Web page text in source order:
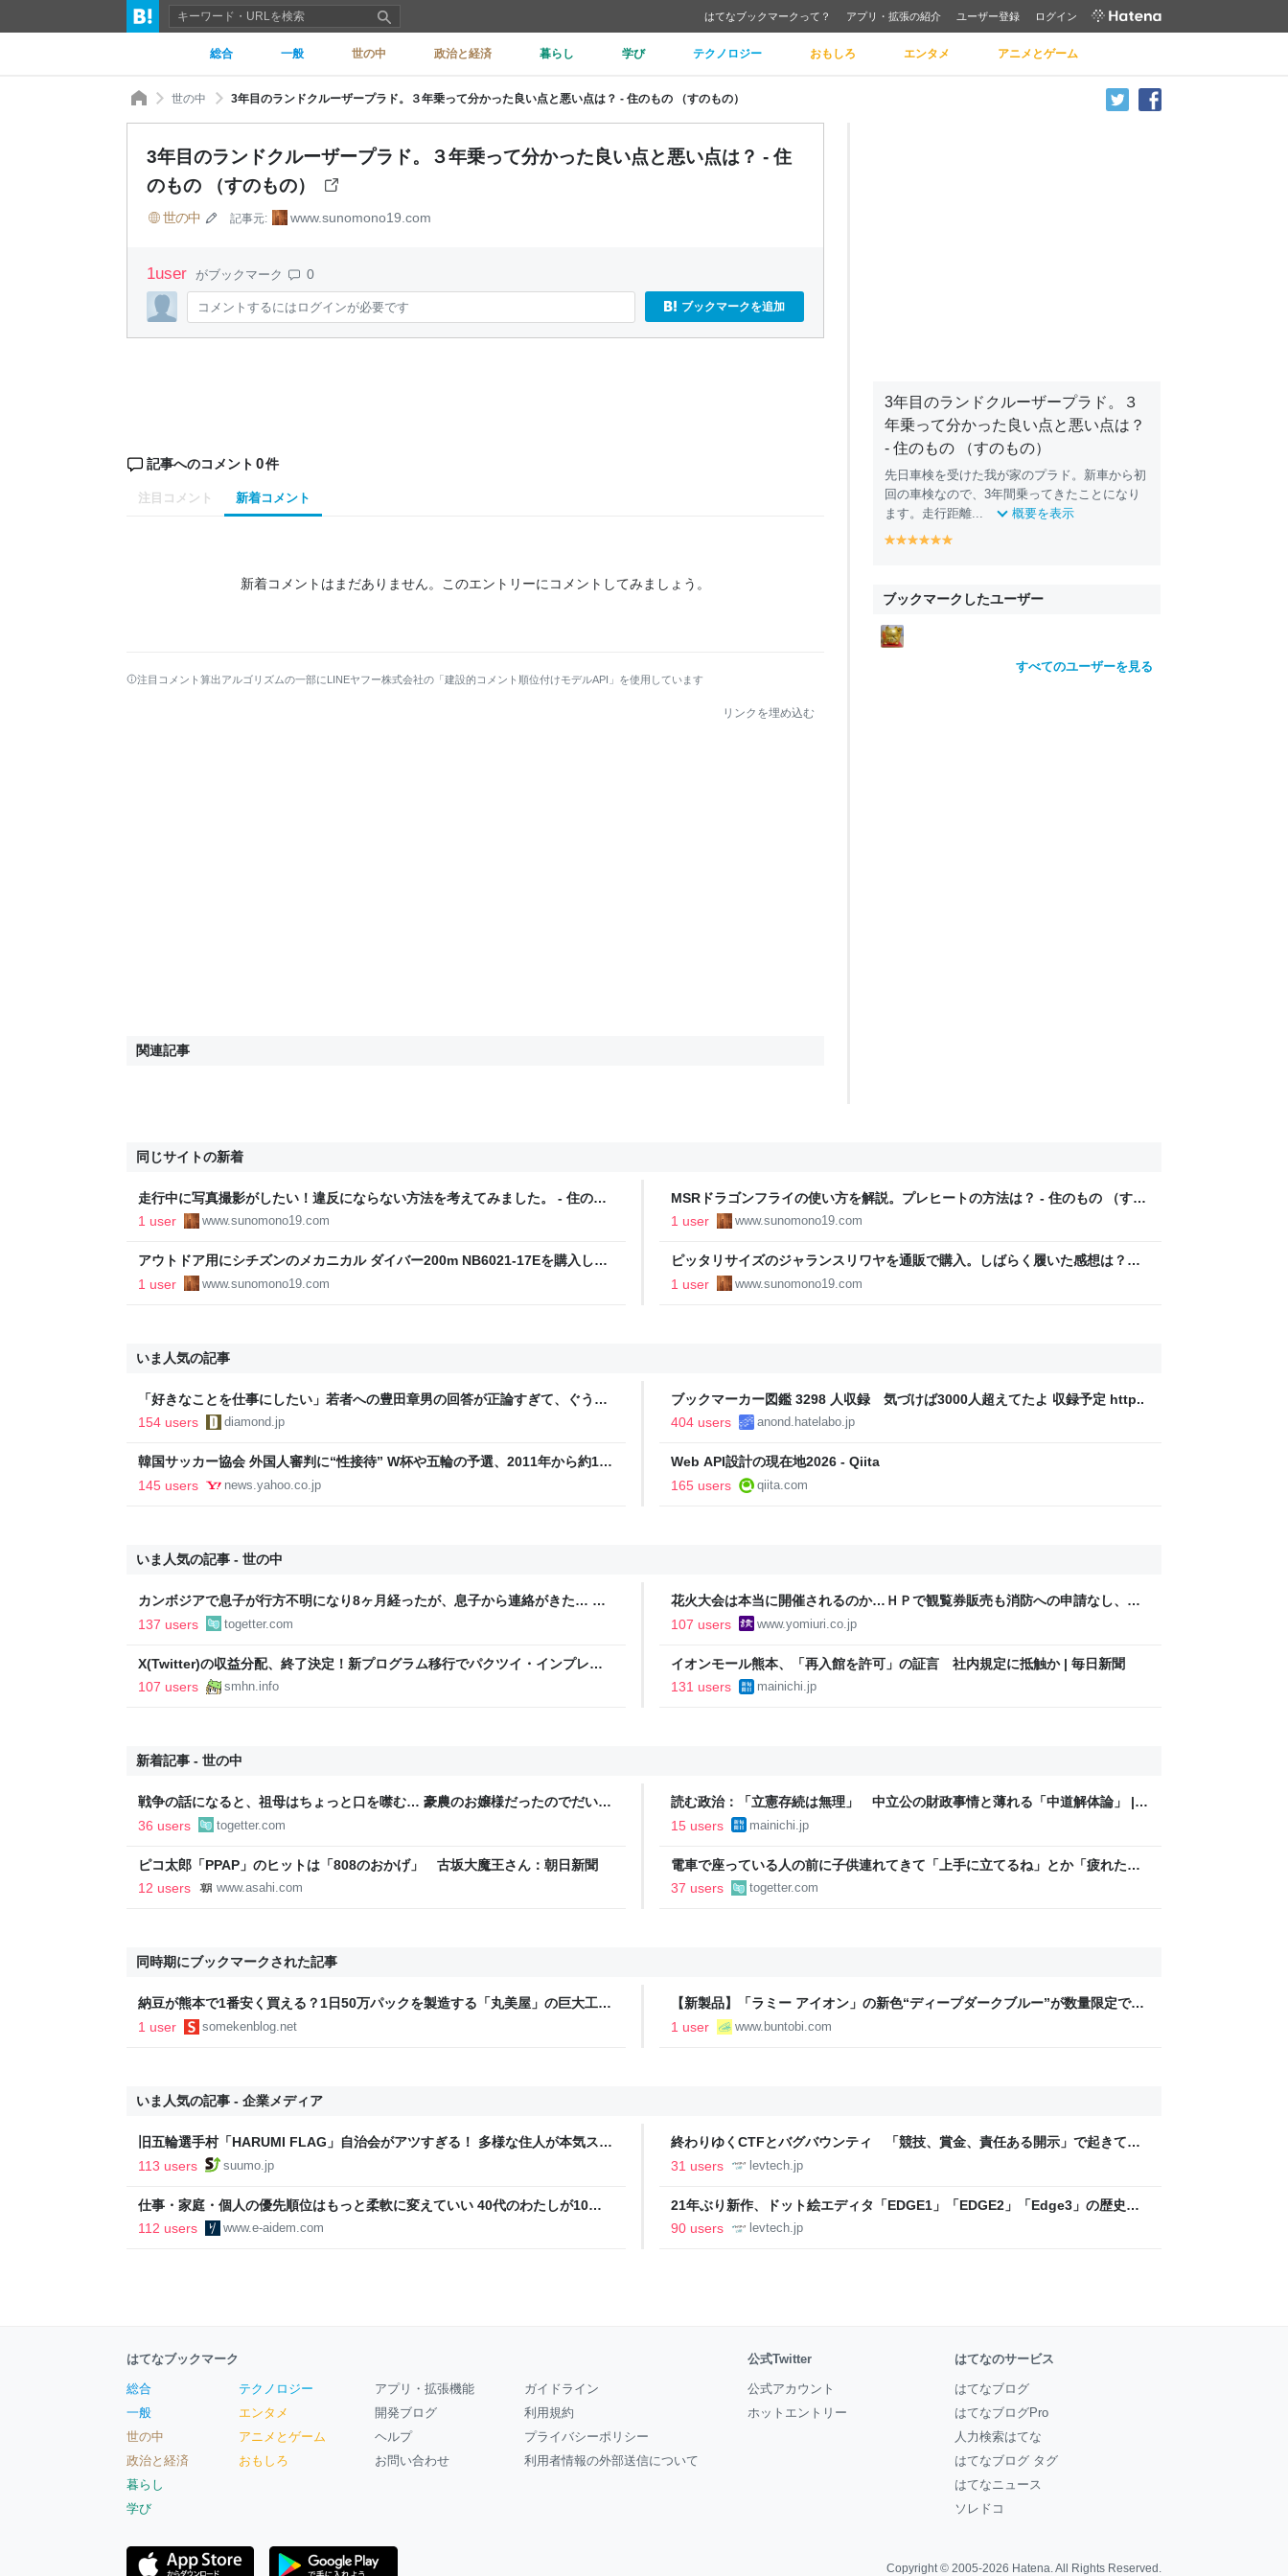
はてなブックマークって？ アプリ・拡張の紹介 ユーザー登録 ログイン
総合 一般 世の中 政治と経済 暮らし 学び テクノロジー おもしろ エンタメ アニメとゲーム
世の中 3年目のランドクルーザープラド。３年乗って分かった良い点と悪い点は？ - 住のもの （すのもの）
3年目のランドクルーザープラド。３年乗って分かった良い点と悪い点は？ - 住
のもの （すのもの）
世の中 記事元: www.sunomono19.com
1user がブックマーク 0
コメントするにはログインが必要です ブックマークを追加
記事へのコメント 0件
注目コメント 新着コメント
新着コメントはまだありません。 このエントリーにコメントしてみましょう。
注目コメント算出アルゴリズムの一部にLINEヤフー株式会社の「建設的コメント順位付けモデルAPI」を使用しています
リンクを埋め込む
関連記事
3年目のランドクルーザープラド。３
年乗って分かった良い点と悪い点は？
- 住のもの （すのもの）
先日車検を受けた我が家のプラド。新車から初
回の車検なので、3年間乗ってきたことになり
ます。走行距離...
概要を表示
y
o
y
o
y
o
y
o
y
oo
ブックマークしたユーザー
すべてのユーザーを見る
同じサイトの新着
走行中に写真撮影がしたい！違反にならない方法を考えてみました。 - 住のも
の （すのもの）
1 user www.sunomono19.com
MSRドラゴンフライの使い方を解説。プレヒートの方法は？ - 住のもの （すの
もの）
1 user www.sunomono19.com
アウトドア用にシチズンのメカニカル ダイバー200m NB6021-17Eを購入した
理由は？ - 住のもの （すのもの）
1 user www.sunomono19.com
ピッタリサイズのジャランスリワヤを通販で購入。しばらく履いた感想は？沈
み込みは？ - 住のもの （すのもの）
1 user www.sunomono19.com
いま人気の記事
「好きなことを仕事にしたい」若者への豊田章男の回答が正論すぎて、ぐうの
音も出なかった
154 users diamond.jp
ブックマーカー図鑑 3298 人収録 気づけば3000人超えてたよ 収録予定 http..
404 users
anond.hatelabo.jp
韓国サッカー協会 外国人審判に“性接待” W杯や五輪の予選、2011年から約1年
間で10人余に対し JNN報告書入手（TBS NEWS DIG Powered by JNN） -
145 users news.yahoo.co.jp
Web API設計の現在地2026 - Qiita
165 users
qiita.com
いま人気の記事 - 世の中
カンボジアで息子が行方不明になり8ヶ月経ったが、息子から連絡がきた… 友
人も一緒でとりあえず無事で元気そうではあったが、居場所や会社名も言え
137 users togetter.com
花火大会は本当に開催されるのか…ＨＰで観覧券販売も消防への申請なし、３
自治体は「関与してない」と声明
107 users www.yomiuri.co.jp
X(Twitter)の収益分配、終了決定！新プログラム移行でパクツイ・インプレゾ
ンビ排除なるか？ - すまほん!!
107 users smhn.info
イオンモール熊本、「再入館を許可」の証言 社内規定に抵触か | 毎日新聞
131 users
mainichi.jp
新着記事 - 世の中
戦争の話になると、祖母はちょっと口を噤む… 豪農のお嬢様だったのでだいぶ
儲かった上に兄弟は近衛兵にしか徴兵されず、戦時中も白米しか食べたことが
36 users togetter.com
読む政治：「立憲存続は無理」 中立公の財政事情と薄れる「中道解体論」 |
毎日新聞
15 users mainichi.jp
ピコ太郎「PPAP」のヒットは「808のおかげ」 古坂大魔王さん：朝日新聞
12 users
www.asahi.com
電車で座っている人の前に子供連れてきて「上手に立てるね」とか「疲れた
ね」とか譲るまでずっと言い続けるのやめてもらっていいですか→ただの声掛
37 users togetter.com
同時期にブックマークされた記事
納豆が熊本で1番安く買える？1日50万パックを製造する「丸美屋」の巨大工場
に潜入します
1 user somekenblog.net
【新製品】「ラミー アイオン」の新色“ディープダークブルー”が数量限定で発
売｜
1 user www.buntobi.com
いま人気の記事 - 企業メディア
旧五輪選手村「HARUMI FLAG」自治会がアツすぎる！ 多様な住人が本気スキ
ルで挑む、盆踊り2万人集客や交通改善など“街の価値向上”戦略 東京・中央
113 users suumo.jp
終わりゆくCTFとバグバウンティ 「競技、賞金、責任ある開示」で起きてい
ること【フォーカス】 - レバテックLAB
31 users levtech.jp
仕事・家庭・個人の優先順位はもっと柔軟に変えていい 40代のわたしが10年
後の自分に伝えたいこと - りっすん by イーアイデム
112 users www.e-aidem.com
21年ぶり新作、ドット絵エディタ「EDGE1」「EDGE2」「Edge3」の歴史に
ついて作者に聞く【フォーカス】 - レバテックLAB
90 users levtech.jp
はてなブックマーク
総合
一般
世の中
政治と経済
暮らし
学び
テクノロジー
エンタメ
アニメとゲーム
おもしろ
アプリ・拡張機能
開発ブログ
ヘルプ
お問い合わせ
ガイドライン
利用規約
プライバシーポリシー
利用者情報の外部送信について
公式Twitter
公式アカウント
ホットエントリー
はてなのサービス
はてなブログ
はてなブログPro
人力検索はてな
はてなブログ タグ
はてなニュース
ソレドコ
Copyright © 2005-2026 Hatena. All Rights Reserved.